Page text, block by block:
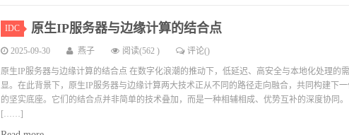
IDC 原生IP服务器与边缘计算的结合点
2025-09-30 燕子 阅读(562 ) 评论()
原生IP服务器与边缘计算的结合点 在数字化浪潮的推动下，低延迟、高安全与本地化处理的
显。在此背景下，原生IP服务器与边缘计算两大技术正从不同的路径走向融合，共同构建下一
的坚实底座。它们的结合点并非简单的技术叠加，而是一种相辅相成、优势互补的深度协同
[……]